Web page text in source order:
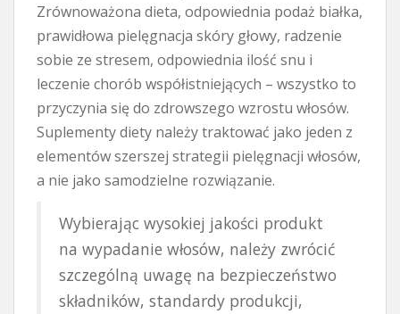
Zrównoważona dieta, odpowiednia podaż białka,
prawidłowa pielęgnacja skóry głowy, radzenie
sobie ze stresem, odpowiednia ilość snu i
leczenie chorób współistniejących – wszystko to
przyczynia się do zdrowszego wzrostu włosów.
Suplementy diety należy traktować jako jeden z
elementów szerszej strategii pielęgnacji włosów,
a nie jako samodzielne rozwiązanie.
Wybierając wysokiej jakości produkt
na wypadanie włosów, należy zwrócić
szczególną uwagę na bezpieczeństwo
składników, standardy produkcji,